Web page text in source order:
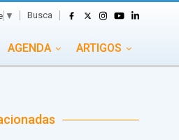
▼ Busca
AGENDA ARTIGOS
TV TRANSPORTES